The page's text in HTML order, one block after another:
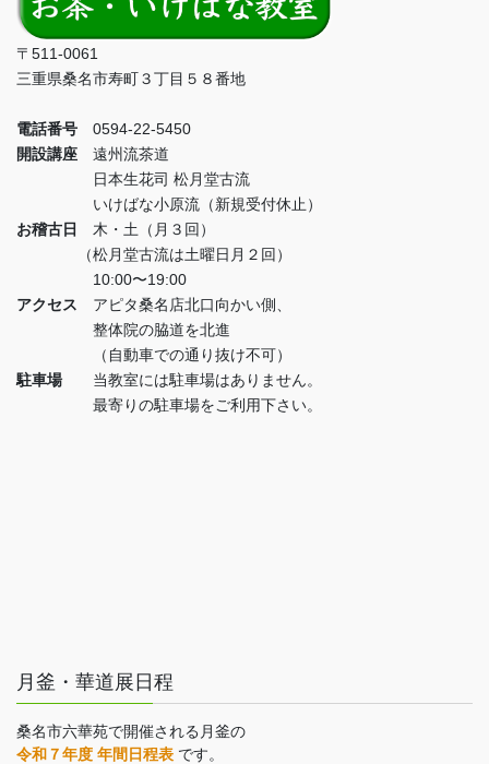
〒511-0061
三重県桑名市寿町３丁目５８番地
電話番号 0594-22-5450
開設講座 遠州流茶道
日本生花司 松月堂古流
いけばな小原流（新規受付休止）
お稽古日
木・土（月３回）
（松月堂古流は土曜日月２回）
10:00〜19:00
アクセス アピタ桑名店北口向かい側、
整体院の脇道を北進
（自動車での通り抜け不可）
駐車場
当教室には駐車場はありません。
最寄りの駐車場をご利用下さい。
月釜・華道展日程
桑名市六華苑で開催される月釜の
令和７年度 年間日程表 です。